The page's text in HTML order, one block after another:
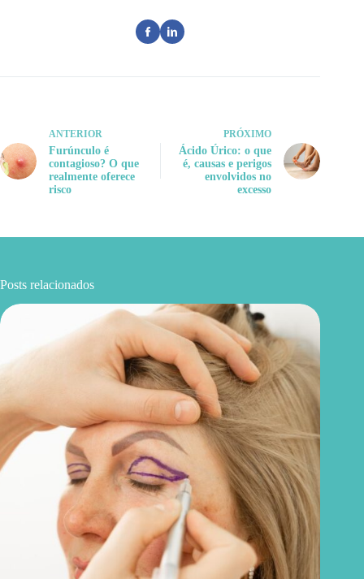
ANTERIOR
Furúnculo é
contagioso? O que
realmente oferece
risco
PRÓXIMO
Ácido Úrico: o que
é, causas e perigos
envolvidos no
excesso
Posts relacionados